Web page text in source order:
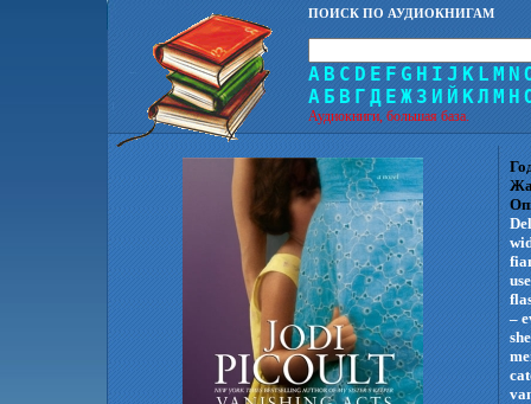
ПОИСК ПО АУДИОКНИГАМ
A B C D E F G H I J K L M N
А Б В Г Д Е Ж З И Й КЛ М Н
Аудиокниги, большая база.
–